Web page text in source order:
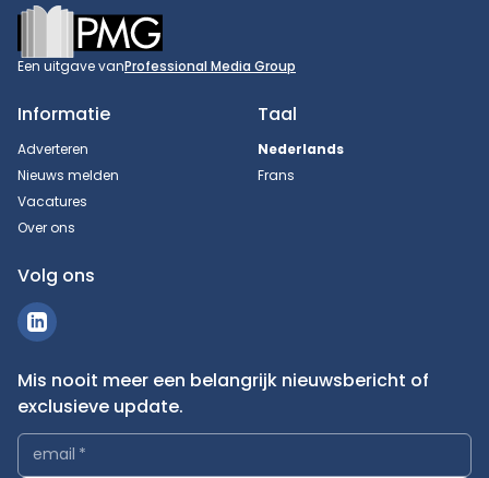
Footer
Een uitgave vanProfessional Media Group
Informatie
Adverteren
Nieuws melden
Vacatures
Over ons
Taal
Nederlands
Frans
Volg ons
Mis nooit meer een belangrijk nieuwsbericht of
exclusieve update.
email *